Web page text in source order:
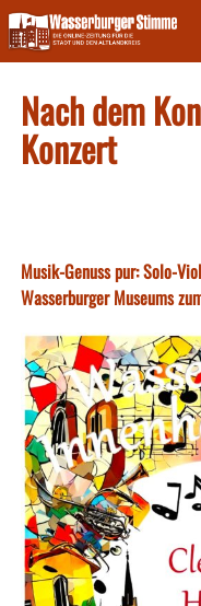
Skip
to
content
Nach dem
Konzert
Musik-Genuss pur: Solo-
Wasserburger Museums